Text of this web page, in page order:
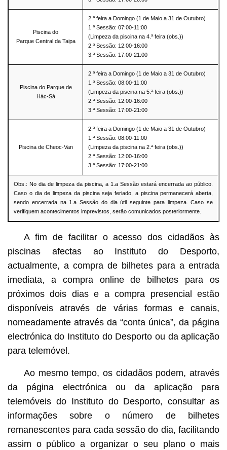
Piscina do
Parque Central da Taipa
2.afeira a Domingo (1 de Maio a 31 de Outubro)
1.aSessão: 07:00-11:00
(Limpeza da piscina na 4.afeira (obs.))
2.aSessão: 12:00-16:00
3.aSessão: 17:00-21:00
Piscina do Parque de
Hác-Sá
2.afeira a Domingo (1 de Maio a 31 de Outubro)
1.aSessão: 08:00-11:00
(Limpeza da piscina na 5.afeira (obs.))
2.aSessão: 12:00-16:00
3.aSessão: 17:00-21:00
Piscina de Cheoc-Van
2.afeira a Domingo (1 de Maio a 31 de Outubro)
1.aSessão: 08:00-11:00
(Limpeza da piscina na 2.afeira (obs.))
2.aSessão: 12:00-16:00
3.aSessão: 17:00-21:00
Obs.: No dia de limpeza da piscina, a 1.a Sessão estará encerrada ao público.
Caso o dia de limpeza da piscina seja feriado, a piscina permanecerá aberta,
sendo encerrada na 1.a Sessão do dia útil seguinte para limpeza. Caso se
verifiquem acontecimentos imprevistos, serão comunicados posteriormente.
A fim de facilitar o acesso dos cidadãos às
piscinas afectas ao Instituto do Desporto,
actualmente, a compra de bilhetes para a entrada
imediata, a compra online de bilhetes para os
próximos dois dias e a compra presencial estão
disponíveis através de várias formas e canais,
nomeadamente através da “conta única”, da página
electrónica do Instituto do Desporto ou da aplicação
para telemóvel.
Ao mesmo tempo, os cidadãos podem, através
da página electrónica ou da aplicação para
telemóveis do Instituto do Desporto, consultar as
informações sobre o número de bilhetes
remanescentes para cada sessão do dia, facilitando
assim o público a organizar o seu plano o mais